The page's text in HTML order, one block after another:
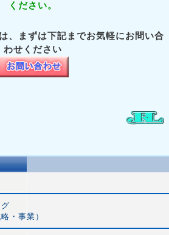
ください。
、まずは下記までお気軽にお問い合
わせください
・事業）